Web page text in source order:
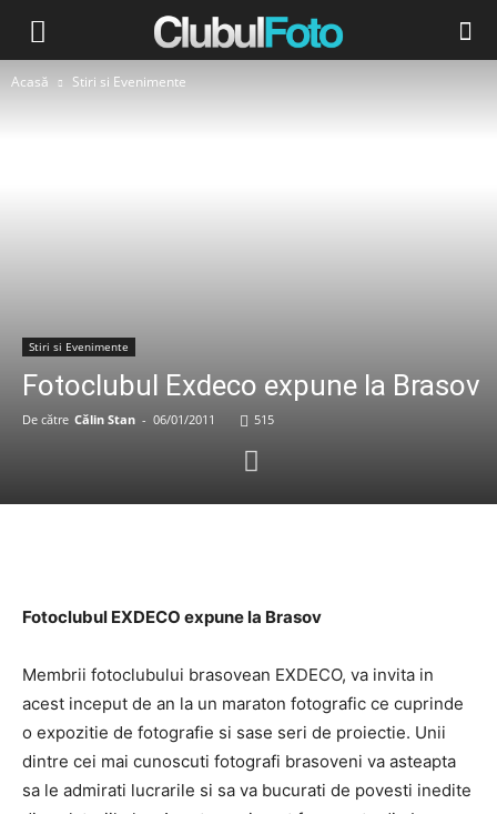
Acasă Stiri si Evenimente
Stiri si Evenimente
Fotoclubul Exdeco expune la Brasov
De către Călin Stan - 06/01/2011 515
Fotoclubul EXDECO expune la Brasov
Membrii fotoclubului brasovean EXDECO, va invita in
acest inceput de an la un maraton fotografic ce cuprinde
o expozitie de fotografie si sase seri de proiectie. Unii
dintre cei mai cunoscuti fotografi brasoveni va asteapta
sa le admirati lucrarile si sa va bucurati de povesti inedite